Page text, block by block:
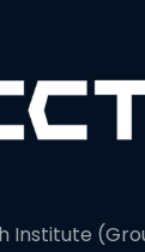
Institute